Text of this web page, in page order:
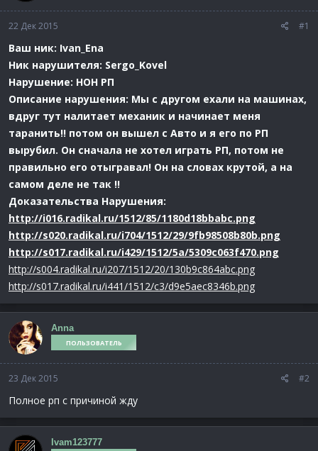
22 Дек 2015 #1
Ваш ник: Ivan_Ena
Ник нарушителя: Sergo_Kovel
Нарушение: НОН РП
Описание нарушения: Мы с другом ехали на машинах,
вдруг тут налитает механик и начинает меня
таранить!! потом он вышел с Авто и я его по РП
вырубил. Он сначала не хотел играть РП, потом не
правильно его отыгравал! Он на словах крутой, а на
самом деле не так !!
Доказательства Нарушения:
http://i016.radikal.ru/1512/85/1180d18bbabc.png
http://s020.radikal.ru/i704/1512/29/9fb98508b80b.png
http://s017.radikal.ru/i429/1512/5a/5309c063f470.png
http://s004.radikal.ru/i207/1512/20/130b9c864abc.png
http://s017.radikal.ru/i441/1512/c3/d9e5aec8346b.png
Anna
ПОЛЬЗОВАТЕЛЬ
23 Дек 2015 #2
Полное рп с причиной жду
Ivam123777